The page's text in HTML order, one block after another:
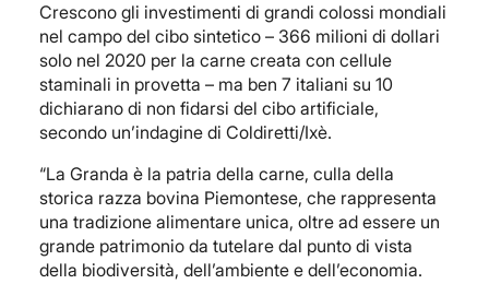
Crescono gli investimenti di grandi colossi mondiali
nel campo del cibo sintetico – 366 milioni di dollari
solo nel 2020 per la carne creata con cellule
staminali in provetta – ma ben 7 italiani su 10
dichiarano di non fidarsi del cibo artificiale,
secondo un’indagine di Coldiretti/Ixè.
“La Granda è la patria della carne, culla della
storica razza bovina Piemontese, che rappresenta
una tradizione alimentare unica, oltre ad essere un
grande patrimonio da tutelare dal punto di vista
della biodiversità, dell’ambiente e dell’economia.